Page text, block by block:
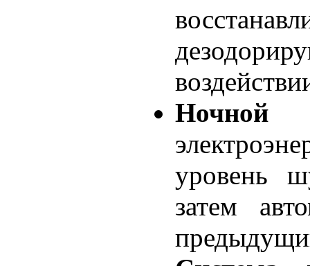
Ночной
уровень
затем